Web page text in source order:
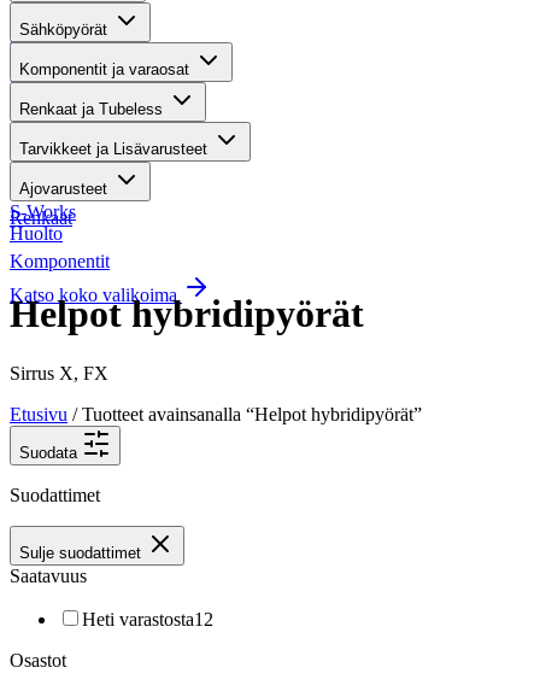
Gravel-pyörät
Maastosähköpyörät
Kaupunkisähköpyörät
Renkaat
Komponentit
Katso koko valikoima
Sähköpyörät
Komponentit ja varaosat
Renkaat ja Tubeless
Tarvikkeet ja Lisävarusteet
Ajovarusteet
S-Works
Huolto
Helpot hybridipyörät
Sirrus X, FX
Etusivu / Tuotteet avainsanalla “Helpot hybridipyörät”
Suodata
Suodattimet
Sulje suodattimet
Saatavuus
Heti varastosta12
Osastot